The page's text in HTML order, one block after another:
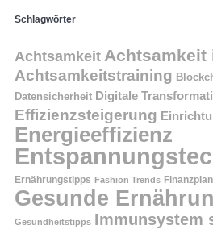
Schlagwörter
Achtsamkeit Achtsamkeit
Achtsamkeitstraining
Datensicherheit Digitale
Effizienzsteigerung
Energieeffizienz
Ernährungstipps Fashion Trends
Gesunde
Gesundheitstipps Immunsystem